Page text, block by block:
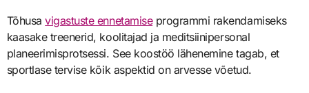
Tõhusavigastuste ennetamiseprogrammi rakendamiseks
kaasake treenerid, koolitajad ja meditsiinipersonal
planeerimisprotsessi. See koostöö lähenemine tagab, et
sportlase tervise kõik aspektid on arvesse võetud.